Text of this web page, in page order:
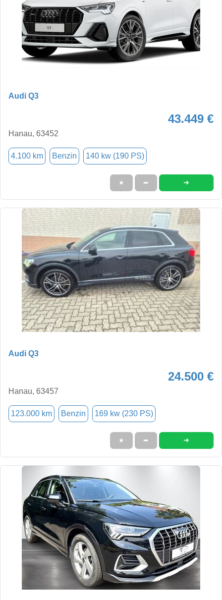
Audi Q3
43.449 €
Hanau, 63452
4.100 km Benzin 140 kw (190 PS)
★ ➦ ➜
Audi Q3
24.500 €
Hanau, 63457
123.000 km Benzin 169 kw (230 PS)
★ ➦ ➜